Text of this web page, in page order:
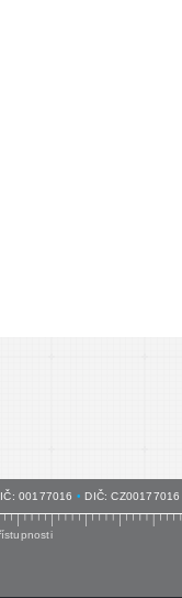
IČ: 00177016 • DIČ: CZ00177016